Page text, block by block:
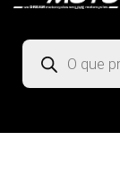
Pesquisar
produtos